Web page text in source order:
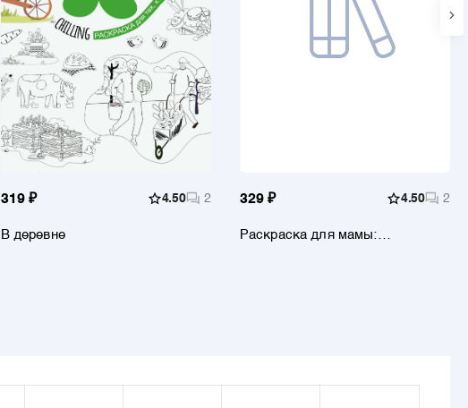
319 ₽ 4.50 2
В деревне
329 ₽ 4.50 2
Раскраска для мамы: